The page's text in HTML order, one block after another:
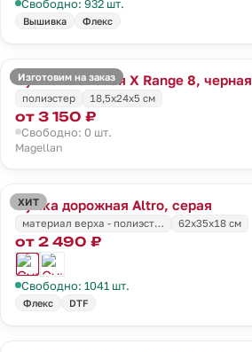
Свободно: 932 шт.
Вышивка Флекс
Изготовим на заказ
Сумка плечевая X Range 8, черная
полиэстер
18,5x24x5 см
от 3 150 ₽
Свободно: 0 шт.
Magellan
ХИТ
Сумка дорожная Altro, серая
материал верха - полиэст…
62x35x18 см
от 2 490 ₽
Свободно: 1041 шт.
Флекс DTF